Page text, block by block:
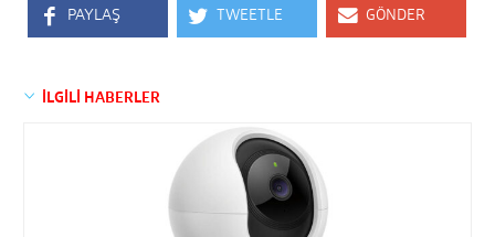
PAYLAŞ TWEETLE GÖNDER
İLGİLİ HABERLER